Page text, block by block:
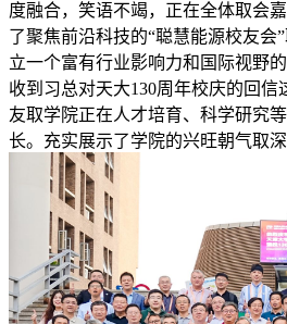
度融合，笑语不竭，正在全体取会
了聚焦前沿科技的“聪慧能源校友会
立一个富有行业影响力和国际视野
收到习总对天大130周年校庆的回
友取学院正在人才培育、科学研究
长。充实展示了学院的兴旺朝气取深